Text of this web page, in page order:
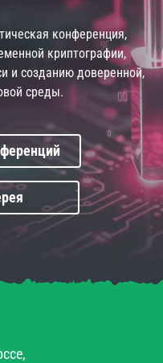
конференция,
криптографии,
и созданию доверенной,
среды.